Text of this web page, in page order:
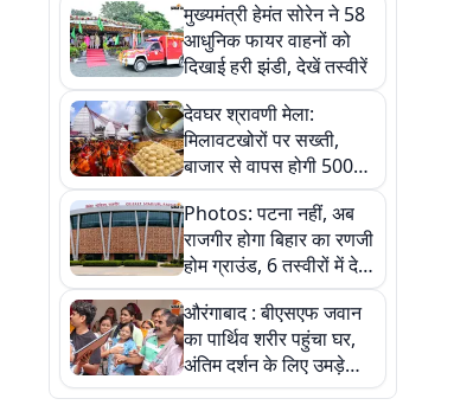
मुख्यमंत्री हेमंत सोरेन ने 58
आधुनिक फायर वाहनों को
दिखाई हरी झंडी, देखें तस्वीरें
देवघर श्रावणी मेला:
मिलावटखोरों पर सख्ती,
बाजार से वापस होगी 500
किलो संदिग्ध खाद्य सामग्री,
देखें तस्वीरें
Photos: पटना नहीं, अब
राजगीर होगा बिहार का रणजी
होम ग्राउंड, 6 तस्वीरों में देखें
नए स्टेडियम की पूरी कहानी
औरंगाबाद : बीएसएफ जवान
का पार्थिव शरीर पहुंचा घर,
अंतिम दर्शन के लिए उमड़े
लोग